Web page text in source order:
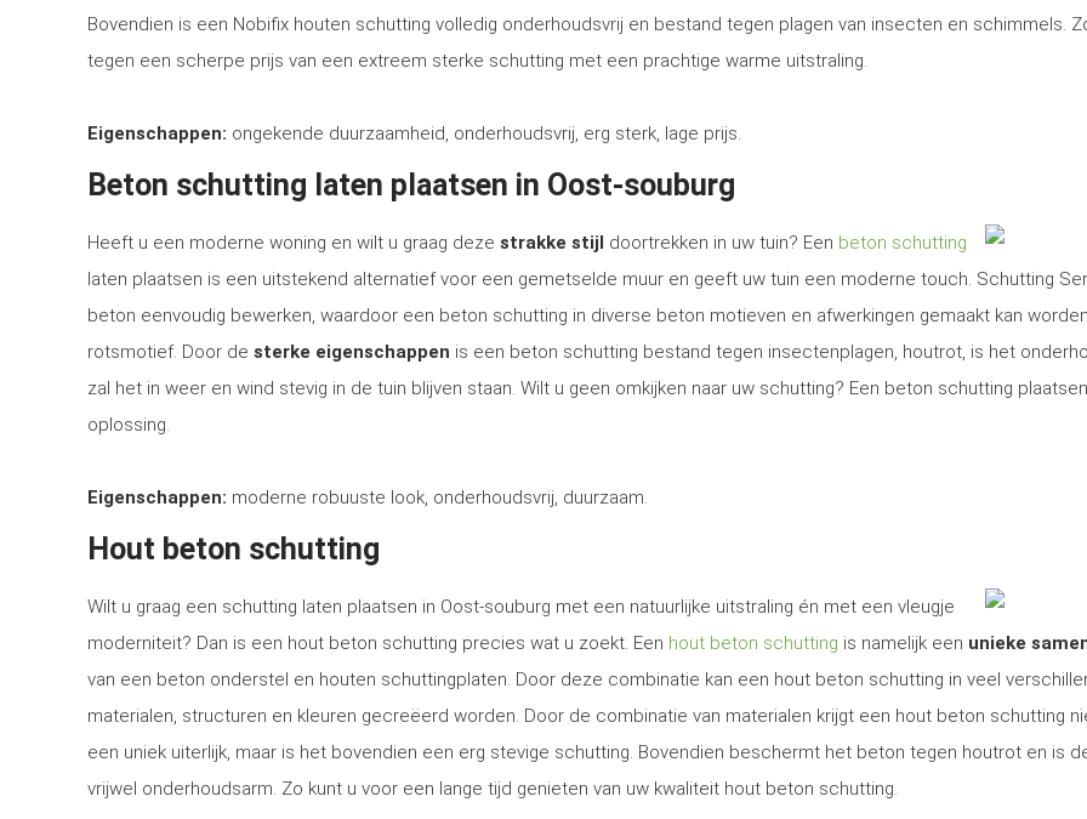
Bovendien is een Nobifix houten schutting volledig onderhoudsvrij en bestand tegen plagen van insecten en schimmels.
tegen een scherpe prijs van een extreem sterke schutting met een prachtige warme uitstraling.
Eigenschappen: ongekende duurzaamheid, onderhoudsvrij, erg sterk, lage prijs.
Beton schutting laten plaatsen in Oost-souburg
Heeft u een moderne woning en wilt u graag deze strakke stijl doortrekken in uw tuin? Een beton schutting
laten plaatsen is een uitstekend alternatief voor een gemetselde muur en geeft uw tuin een moderne touch. Schutting
beton eenvoudig bewerken, waardoor een beton schutting in diverse beton motieven en afwerkingen gemaakt kan
rotsmotief. Door de sterke eigenschappen is een beton schutting bestand tegen insectenplagen, houtrot, is het
zal het in weer en wind stevig in de tuin blijven staan. Wilt u geen omkijken naar uw schutting? Een beton schutting
oplossing.
Eigenschappen: moderne robuuste look, onderhoudsvrij, duurzaam.
Hout beton schutting
Wilt u graag een schutting laten plaatsen in Oost-souburg met een natuurlijke uitstraling én met een vleugje
moderniteit? Dan is een hout beton schutting precies wat u zoekt. Een hout beton schutting is namelijk een unieke
van een beton onderstel en houten schuttingplaten. Door deze combinatie kan een hout beton schutting in veel
materialen, structuren en kleuren gecreëerd worden. Door de combinatie van materialen krijgt een hout beton schutting
een uniek uiterlijk, maar is het bovendien een erg stevige schutting. Bovendien beschermt het beton tegen houtrot en is
vrijwel onderhoudsarm. Zo kunt u voor een lange tijd genieten van uw kwaliteit hout beton schutting.